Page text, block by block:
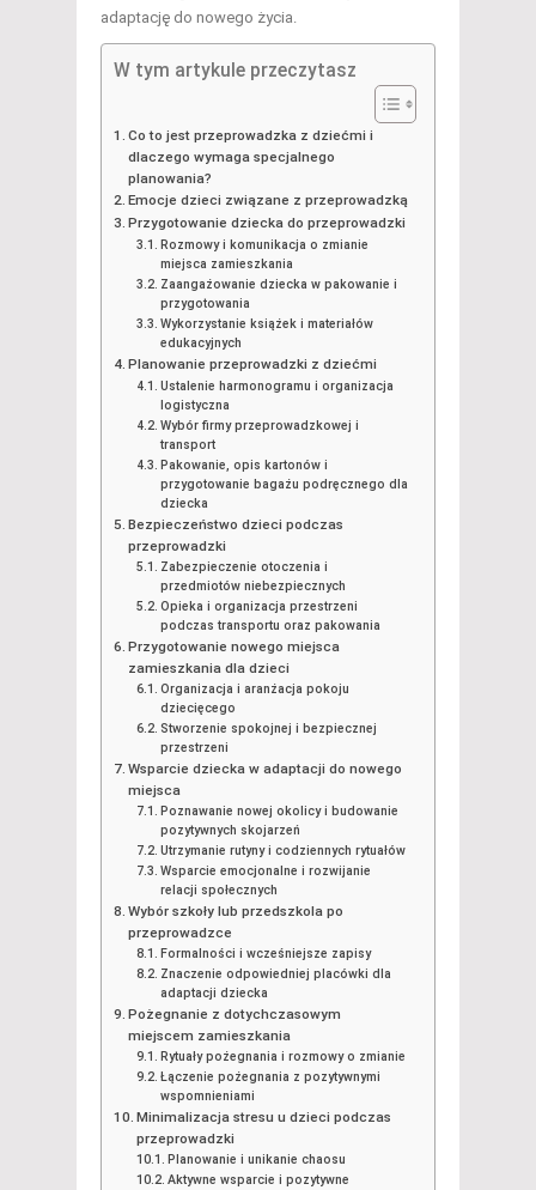
adaptację do nowego życia.
W tym artykule przeczytasz
Co to jest przeprowadzka z dziećmi i
dlaczego wymaga specjalnego
planowania?
Emocje dzieci związane z przeprowadzką
Przygotowanie dziecka do przeprowadzki
Rozmowy i komunikacja o zmianie
miejsca zamieszkania
Zaangażowanie dziecka w pakowanie i
przygotowania
Wykorzystanie książek i materiałów
edukacyjnych
Planowanie przeprowadzki z dziećmi
Ustalenie harmonogramu i organizacja
logistyczna
Wybór firmy przeprowadzkowej i
transport
Pakowanie, opis kartonów i
przygotowanie bagażu podręcznego dla
dziecka
Bezpieczeństwo dzieci podczas
przeprowadzki
Zabezpieczenie otoczenia i
przedmiotów niebezpiecznych
Opieka i organizacja przestrzeni
podczas transportu oraz pakowania
Przygotowanie nowego miejsca
zamieszkania dla dzieci
Organizacja i aranżacja pokoju
dziecięcego
Stworzenie spokojnej i bezpiecznej
przestrzeni
Wsparcie dziecka w adaptacji do nowego
miejsca
Poznawanie nowej okolicy i budowanie
pozytywnych skojarzeń
Utrzymanie rutyny i codziennych rytuałów
Wsparcie emocjonalne i rozwijanie
relacji społecznych
Wybór szkoły lub przedszkola po
przeprowadzce
Formalności i wcześniejsze zapisy
Znaczenie odpowiedniej placówki dla
adaptacji dziecka
Pożegnanie z dotychczasowym
miejscem zamieszkania
Rytuały pożegnania i rozmowy o zmianie
Łączenie pożegnania z pozytywnymi
wspomnieniami
Minimalizacja stresu u dzieci podczas
przeprowadzki
Planowanie i unikanie chaosu
Aktywne wsparcie i pozytywne